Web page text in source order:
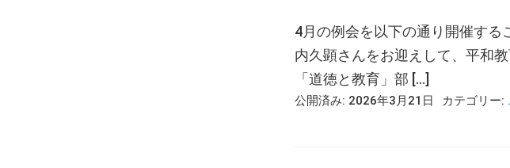
4月の例会を以下の通り開催す
内久顕さんをお迎えして、平和
「道徳と教育」部 […]
公開済み: 2026年3月21日 カテゴリー: